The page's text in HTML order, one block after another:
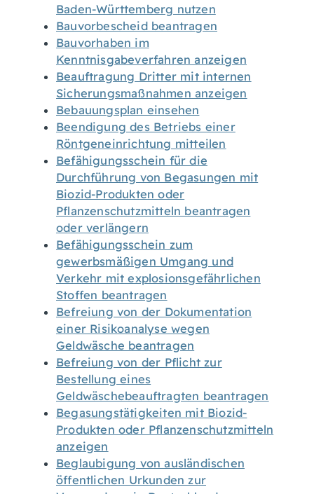
Baden-Württemberg nutzen
Bauvorbescheid beantragen
Bauvorhaben im
Kenntnisgabeverfahren anzeigen
Beauftragung Dritter mit internen
Sicherungsmaßnahmen anzeigen
Bebauungsplan einsehen
Beendigung des Betriebs einer
Röntgeneinrichtung mitteilen
Befähigungsschein für die
Durchführung von Begasungen mit
Biozid-Produkten oder
Pflanzenschutzmitteln beantragen
oder verlängern
Befähigungsschein zum
gewerbsmäßigen Umgang und
Verkehr mit explosionsgefährlichen
Stoffen beantragen
Befreiung von der Dokumentation
einer Risikoanalyse wegen
Geldwäsche beantragen
Befreiung von der Pflicht zur
Bestellung eines
Geldwäschebeauftragten beantragen
Begasungstätigkeiten mit Biozid-
Produkten oder Pflanzenschutzmitteln
anzeigen
Beglaubigung von ausländischen
öffentlichen Urkunden zur